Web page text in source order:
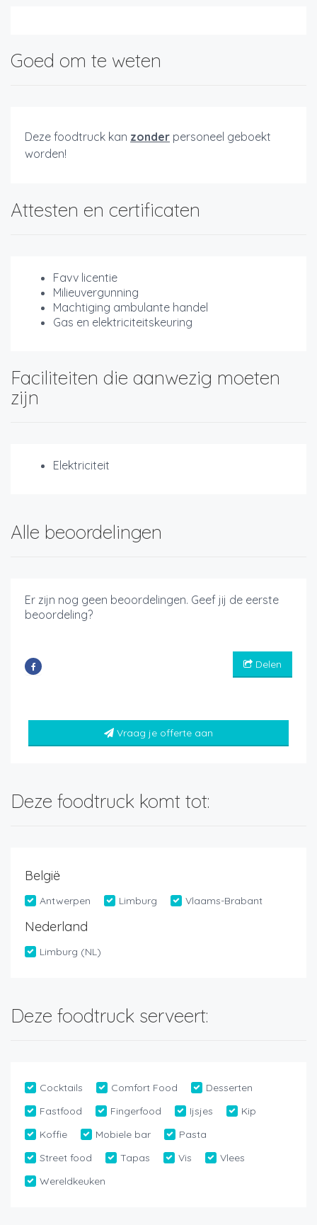
Goed om te weten
Deze foodtruck kan zonder personeel geboekt
worden!
Attesten en certificaten
Favv licentie
Milieuvergunning
Machtiging ambulante handel
Gas en elektriciteitskeuring
Faciliteiten die aanwezig moeten
zijn
Elektriciteit
Alle beoordelingen
Er zijn nog geen beoordelingen. Geef jij de eerste
beoordeling?
Delen
Vraag je offerte aan
Deze foodtruck komt tot:
België
Antwerpen Limburg Vlaams-Brabant
Nederland
Limburg (NL)
Deze foodtruck serveert:
Cocktails Comfort Food
Desserten
Fastfood
Fingerfood Ijsjes
Kip
Koffie
Mobiele bar
Pasta
Street food
Tapas Vis
Vlees
Wereldkeuken